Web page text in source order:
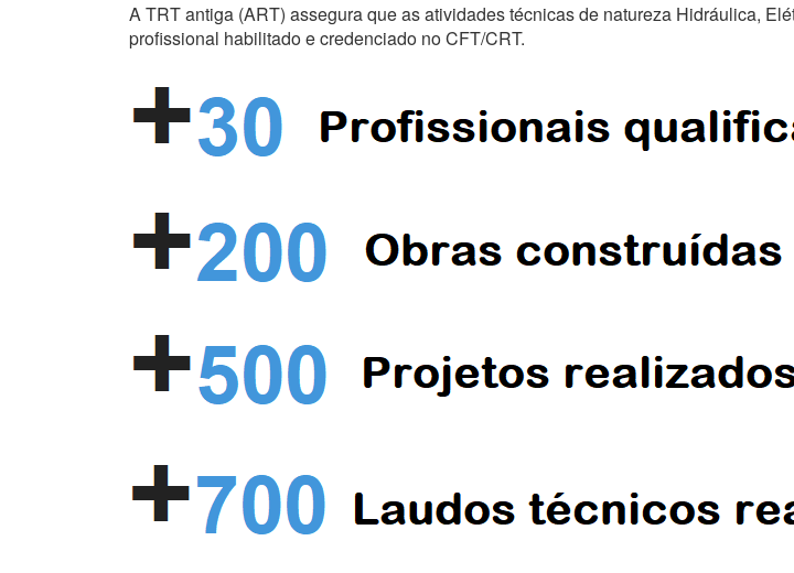
A TRT antiga (ART) assegura que as atividades técnicas de natureza Hidráulica,
profissional habilitado e credenciado no CFT/CRT.